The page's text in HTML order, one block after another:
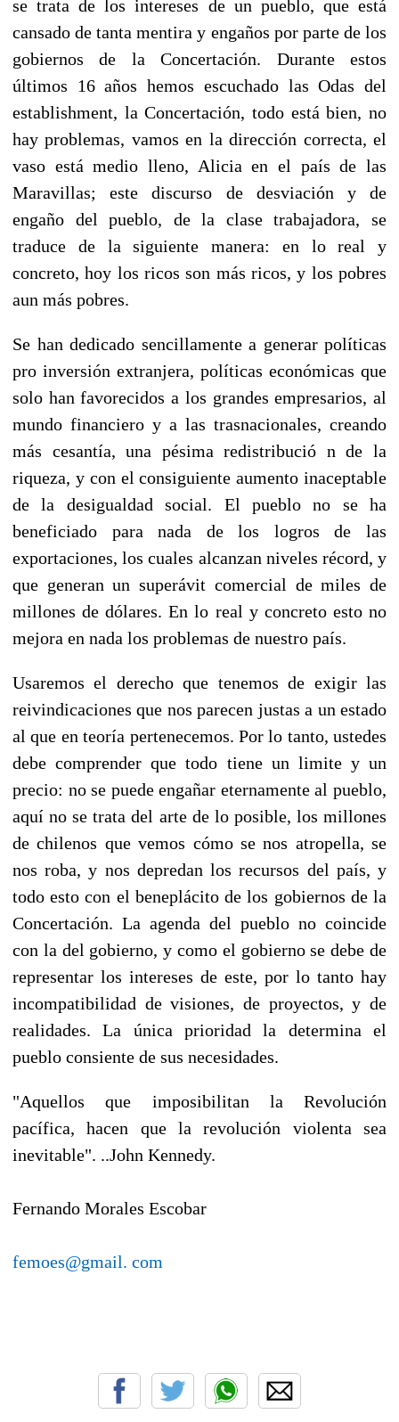
se trata de los intereses de un pueblo, que está
cansado de tanta mentira y engaños por parte de los
gobiernos de la Concertación. Durante estos
últimos 16 años hemos escuchado las Odas del
establishment, la Concertación, todo está bien, no
hay problemas, vamos en la dirección correcta, el
vaso está medio lleno, Alicia en el país de las
Maravillas; este discurso de desviación y de
engaño del pueblo, de la clase trabajadora, se
traduce de la siguiente manera: en lo real y
concreto, hoy los ricos son más ricos, y los pobres
aun más pobres.
Se han dedicado sencillamente a generar políticas
pro inversión extranjera, políticas económicas que
solo han favorecidos a los grandes empresarios, al
mundo financiero y a las trasnacionales, creando
más cesantía, una pésima redistribució n de la
riqueza, y con el consiguiente aumento inaceptable
de la desigualdad social. El pueblo no se ha
beneficiado para nada de los logros de las
exportaciones, los cuales alcanzan niveles récord, y
que generan un superávit comercial de miles de
millones de dólares. En lo real y concreto esto no
mejora en nada los problemas de nuestro país.
Usaremos el derecho que tenemos de exigir las
reivindicaciones que nos parecen justas a un estado
al que en teoría pertenecemos. Por lo tanto, ustedes
debe comprender que todo tiene un limite y un
precio: no se puede engañar eternamente al pueblo,
aquí no se trata del arte de lo posible, los millones
de chilenos que vemos cómo se nos atropella, se
nos roba, y nos depredan los recursos del país, y
todo esto con el beneplácito de los gobiernos de la
Concertación. La agenda del pueblo no coincide
con la del gobierno, y como el gobierno se debe de
representar los intereses de este, por lo tanto hay
incompatibilidad de visiones, de proyectos, y de
realidades. La única prioridad la determina el
pueblo consiente de sus necesidades.
"Aquellos que imposibilitan la Revolución
pacífica, hacen que la revolución violenta sea
inevitable". ..John Kennedy.
Fernando Morales Escobar
femoes@gmail. com